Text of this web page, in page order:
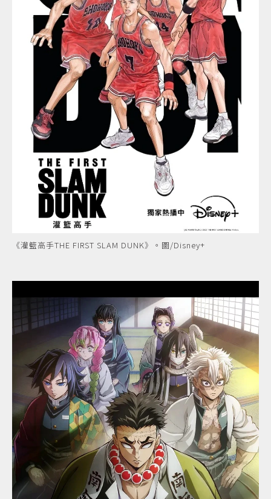
《灌籃高手THE FIRST SLAM DUNK》。圖/Disney+